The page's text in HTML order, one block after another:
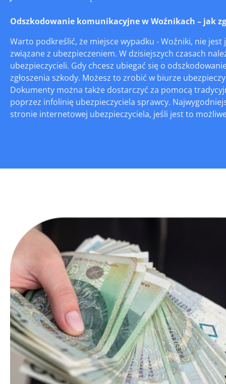
Odszkodowanie komunikacyjne w Woźnikach – jak
Warto podkreślić, że miejsce wypadku - Woźniki, nie
związane z ubezpieczeniem. W dzisiejszych czasach
ubezpieczycieli. Gdy chcesz ubiegać się o
zgłoszenia szkody. Możesz to zrobić w biurze
Dokumenty można także dostarczyć za pomocą
poprzez infolinię ubezpieczyciela sprawcy.
stronie internetowej ubezpieczyciela, jeśli jest to